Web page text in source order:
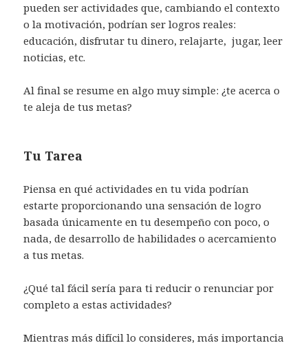
pueden ser actividades que, cambiando el contexto
o la motivación, podrían ser logros reales:
educación, disfrutar tu dinero, relajarte, jugar, leer
noticias, etc.
Al final se resume en algo muy simple: ¿te acerca o
te aleja de tus metas?
Tu Tarea
Piensa en qué actividades en tu vida podrían
estarte proporcionando una sensación de logro
basada únicamente en tu desempeño con poco, o
nada, de desarrollo de habilidades o acercamiento
a tus metas.
¿Qué tal fácil sería para ti reducir o renunciar por
completo a estas actividades?
Mientras más difícil lo consideres, más importancia